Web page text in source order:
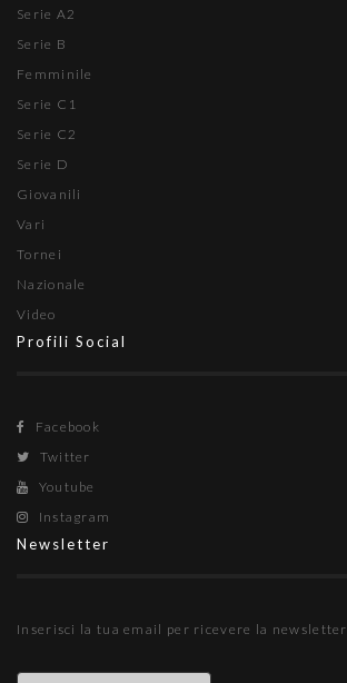
Serie A2
Serie B
Femminile
Serie C1
Serie C2
Serie D
Giovanili
Vari
Tornei
Nazionale
Video
Profili Social
Facebook
Twitter
Youtube
Instagram
Newsletter
Inserisci la tua email per ricevere la newsletter